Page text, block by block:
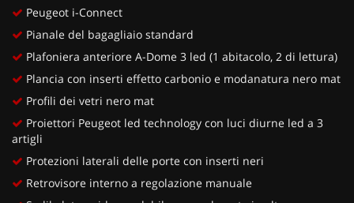
Peugeot i-Connect
Pianale del bagagliaio standard
Plafoniera anteriore A-Dome 3 led (1 abitacolo, 2 di lettura)
Plancia con inserti effetto carbonio e modanatura nero mat
Profili dei vetri nero mat
Proiettori Peugeot led technology con luci diurne led a 3
artigli
Protezioni laterali delle porte con inserti neri
Retrovisore interno a regolazione manuale